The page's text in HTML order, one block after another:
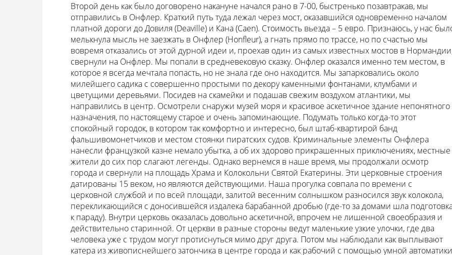
Второй день как было договорено накануне начался рано в 7-00, быстренько позавтракав, мы
отправились в Онфлер. Краткий путь туда лежал через мост, оказавшийся одновременно началом
платной дороги до Довиля (Deaville) и Кана (Caen). Стоимость вьезда – 5 евро. Признаюсь, у нас
мелькнула мысль не заезжать в Онфлер (Honfleur), а гнать прямо по трассе, но по счастью мы
вовремя отказались от этой дурной идеи и, проехав один из самых известных мостов в
свернули на Онфлер. Мы попали в средневековую сказку. Онфлер оказался именно тем местом, в
которое я всегда мечтала попасть, но не знала где оно находится. Мы запарковались около
милейшего садика с совершенно простыми по декору каменными фонтанами, клумбами и
цветущими деревьями. Посидев на скамейки и подашав свежим воздухом атлантики, мы
направились в центр. Осмотрели снаружи музей моря и красивое аскетичное здание непонятного
назначения, по настоящему старое и очень запоминающие. Подумать только когда-то этот
спокойный городок, в котором так комфортно и интересно, был штаб-квартирой банд
фальшивомонетчиков и местом стоянки пиратских судов. Криминальные элементы Онфлера
нанесли французкой казне немало убытка, а об их здорово прикрашенных приключениях, местные
жители до сих пор слагают легенды. Однако вернемся в наше время, мы продолжали осмотр
города и свернули на площадь Храма и Колокольни Святой Екатерины. Эти церковные строения
датированы 15 веком, но являются действующими. Наша прогулка совпала по времени с
церковной службой и по всей площади, залитой весенним солнышком разносился звук колокола,
перекликающийся с доносившейся издалека барабанной дробью (где-то за домами шла
к параду). Внутри церковь оказалась довольно аскетичной, впрочем не лишенной своеобразия и
действительно старинной. От церкви в разные стороны ведут маленькие узкие улочки, где два
человека уже с трудом могут протиснуться мимо друг друга. Потом мы наблюдали как выплывают
катера из живописнейшего затончика в центре города и как рабочий с помощью умной автоматики